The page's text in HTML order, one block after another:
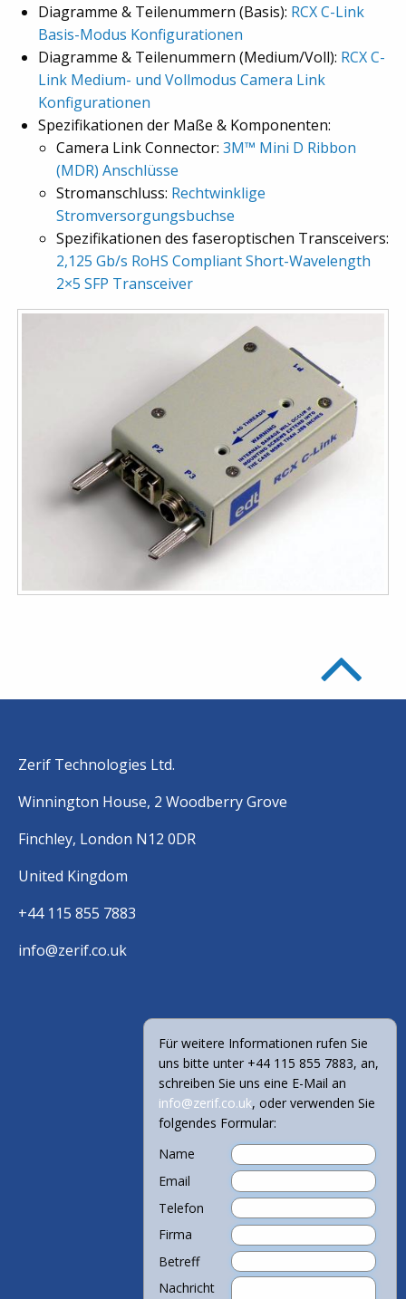
Diagramme & Teilenummern (Basis): RCX C-Link
Basis-Modus Konfigurationen
Diagramme & Teilenummern (Medium/Voll): RCX C-
Link Medium- und Vollmodus Camera Link
Konfigurationen
Spezifikationen der Maße & Komponenten:
Camera Link Connector: 3M™ Mini D Ribbon
(MDR) Anschlüsse
Stromanschluss: Rechtwinklige
Stromversorgungsbuchse
Spezifikationen des faseroptischen Transceivers:
2,125 Gb/s RoHS Compliant Short-Wavelength
2×5 SFP Transceiver
Zerif Technologies Ltd.
Winnington House, 2 Woodberry Grove
Finchley, London N12 0DR
United Kingdom
+44 115 855 7883
info@zerif.co.uk
Für weitere Informationen rufen Sie
uns bitte unter +44 115 855 7883, an,
schreiben Sie uns eine E-Mail an
info@zerif.co.uk, oder verwenden Sie
folgendes Formular:
Name
Email
Telefon
Firma
Betreff
Nachricht